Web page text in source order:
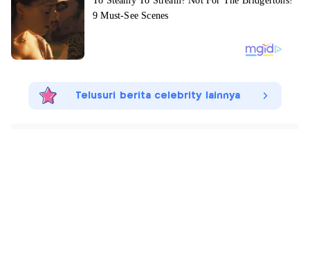
Telusuri berita celebrity lainnya